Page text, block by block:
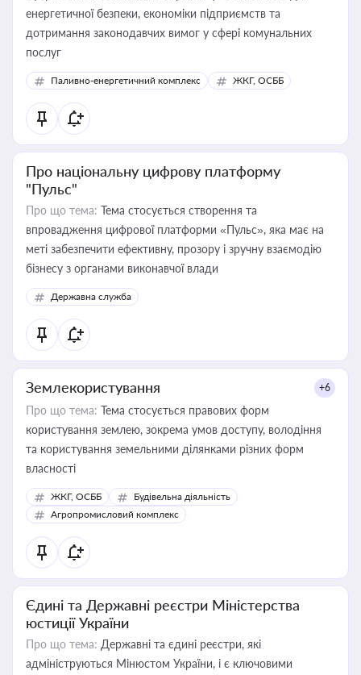
енергетичної безпеки, економіки підприємств та
дотримання законодавчих вимог у сфері комунальних
послуг
Паливно-енергетичний комплекс ЖКГ, ОСББ
Про національну цифрову платформу
"Пульс"
Про що тема: Тема стосується створення та
впровадження цифрової платформи «Пульс», яка має на
меті забезпечити ефективну, прозору і зручну взаємодію
бізнесу з органами виконавчої влади
Державна служба
Землекористування +6
Про що тема: Тема стосується правових форм
користування землею, зокрема умов доступу, володіння
та користування земельними ділянками різних форм
власності
ЖКГ, ОСББ
Будівельна діяльність
Агропромисловий комплекс
Єдині та Державні реєстри Міністерства
юстиції України
Про що тема: Державні та єдині реєстри, які
адмініструються Мінюстом України, і є ключовими